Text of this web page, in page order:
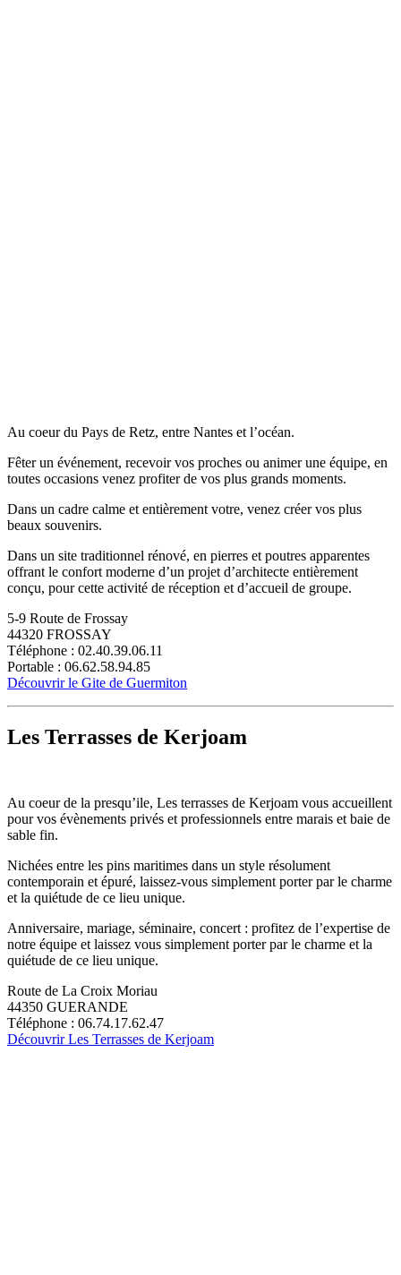
Au coeur du Pays de Retz, entre Nantes et l’océan.
Fêter un événement, recevoir vos proches ou animer une équipe, en
toutes occasions venez profiter de vos plus grands moments.
Dans un cadre calme et entièrement votre, venez créer vos plus
beaux souvenirs.
Dans un site traditionnel rénové, en pierres et poutres apparentes
offrant le confort moderne d’un projet d’architecte entièrement
conçu, pour cette activité de réception et d’accueil de groupe.
5-9 Route de Frossay
44320 FROSSAY
Téléphone : 02.40.39.06.11
Portable : 06.62.58.94.85
Découvrir le Gite de Guermiton
Les Terrasses de Kerjoam
Au coeur de la presqu’ile, Les terrasses de Kerjoam vous accueillent
pour vos évènements privés et professionnels entre marais et baie de
sable fin.
Nichées entre les pins maritimes dans un style résolument
contemporain et épuré, laissez-vous simplement porter par le charme
et la quiétude de ce lieu unique.
Anniversaire, mariage, séminaire, concert : profitez de l’expertise de
notre équipe et laissez vous simplement porter par le charme et la
quiétude de ce lieu unique.
Route de La Croix Moriau
44350 GUERANDE
Téléphone : 06.74.17.62.47
Découvrir Les Terrasses de Kerjoam